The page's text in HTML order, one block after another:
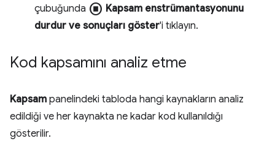
çubuğunda stop_circle Kapsam enstrümantasyonunu
durdur ve sonuçları göster'i tıklayın.
Kod kapsamını analiz etme
Kapsam panelindeki tabloda hangi kaynakların analiz
edildiği ve her kaynakta ne kadar kod kullanıldığı
gösterilir.